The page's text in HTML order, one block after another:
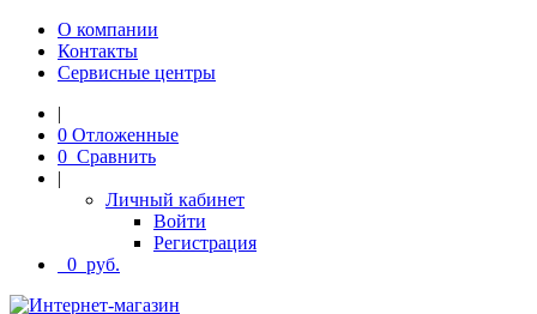
О компании
Контакты
Сервисные центры
|
0 Отложенные
0 Сравнить
|
Личный кабинет
Войти
Регистрация
0 руб.